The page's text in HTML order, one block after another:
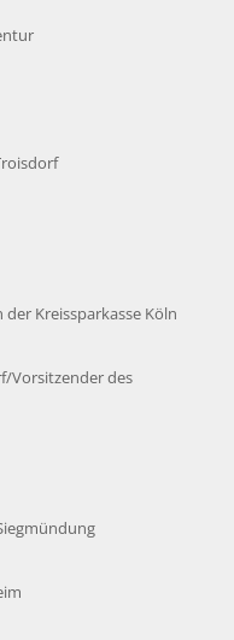
Kreissparkasse Köln
Vorsitzender des